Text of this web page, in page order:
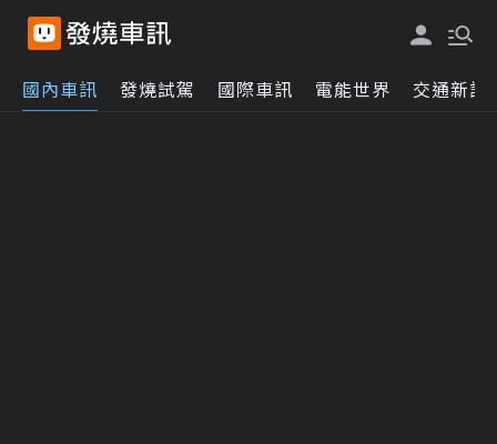
國內車訊 發燒試駕 國際車訊 電能世界 交通新訊